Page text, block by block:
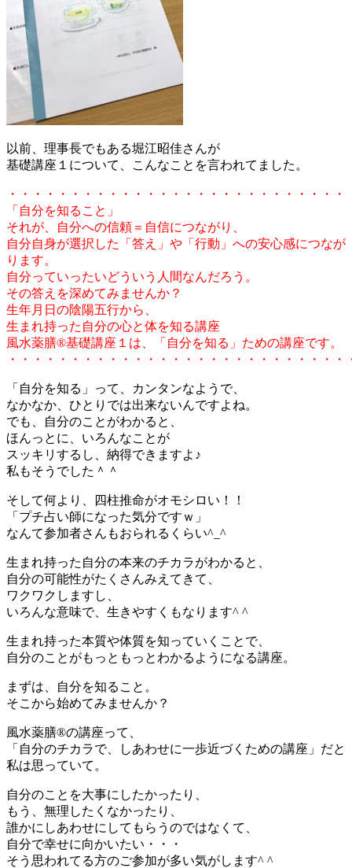
以前、理事長でもある堀江昭佳さんが
基礎講座１について、こんなことを言われてました。
・・・・・・・・・・・・・・・・・・・・・・・・・・・
「自分を知ること」
それが、自分への信頼＝自信につながり、
自分自身が選択した「答え」や「行動」への安心感につなが
ります。
自分っていったいどういう人間なんだろう。
その答えを深めてみませんか？
生年月日の陰陽五行から、
生まれ持った自分の心と体を知る講座
風水薬膳®基礎講座１は、「自分を知る」ための講座です。
・・・・・・・・・・・・・・・・・・・・・・・・・・・
「自分を知る」って、カンタンなようで、
なかなか、ひとりでは出来ないんですよね。
でも、自分のことがわかると、
ほんっとに、いろんなことが
スッキリするし、納得できますよ♪
私もそうでした＾＾
そして何より、四柱推命がオモシロい！！
「プチ占い師になった気分ですｗ」
なんて参加者さんもおられるくらい^_^
生まれ持った自分の本来のチカラがわかると、
自分の可能性がたくさんみえてきて、
ワクワクしますし、
いろんな意味で、生きやすくもなります^ ^
生まれ持った本質や体質を知っていくことで、
自分のことがもっともっとわかるようになる講座。
まずは、自分を知ること。
そこから始めてみませんか？
風水薬膳®の講座って、
「自分のチカラで、しあわせに一歩近づくための講座」だと
私は思っていて。
自分のことを大事にしたかったり、
もう、無理したくなかったり、
誰かにしあわせにしてもらうのではなくて、
自分で幸せに向かいたい・・・
そう思われてる方のご参加が多い気がします^ ^